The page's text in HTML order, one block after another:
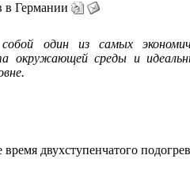
в Германии
собой один из самых
окружающей среды и
двухступенчатого